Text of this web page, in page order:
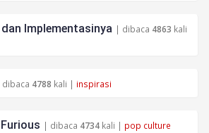
Implementasinya | dibaca 4863 kali
dibaca 4788 kali | inspirasi
| dibaca 4734 kali | pop culture